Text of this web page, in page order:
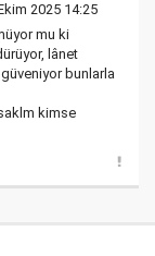
2025 14:25
mu ki
lânet
bunlarla
kimse